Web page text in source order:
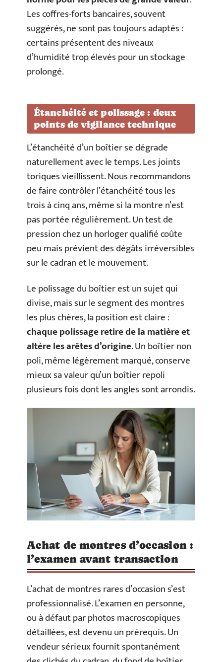
Les coffres-forts bancaires, souvent
suggérés, ne sont pas toujours adaptés :
certains présentent des niveaux
d’humidité trop élevés pour un stockage
prolongé.
Étanchéité et polissage : deux
points de vigilance technique
L’étanchéité d’un boîtier se dégrade
naturellement avec le temps. Les joints
toriques vieillissent. Nous recommandons
de faire contrôler l’étanchéité tous les
trois à cinq ans, même si la montre n’est
pas portée régulièrement. Un test de
pression chez un horloger qualifié coûte
peu mais prévient des dégâts irréversibles
sur le cadran et le mouvement.
Le polissage du boîtier est un sujet qui
divise, mais sur le segment des montres
les plus chères, la position est claire :
chaque polissage retire de la matière et
altère les arêtes d’origine. Un boîtier non
poli, même légèrement marqué, conserve
mieux sa valeur qu’un boîtier repoli
plusieurs fois dont les angles sont arrondis.
Achat de montres d’occasion :
l’examen avant transaction
L’achat de montres rares d’occasion s’est
professionnalisé. L’examen en personne,
ou à défaut par photos macroscopiques
détaillées, est devenu un prérequis. Un
vendeur sérieux fournit spontanément